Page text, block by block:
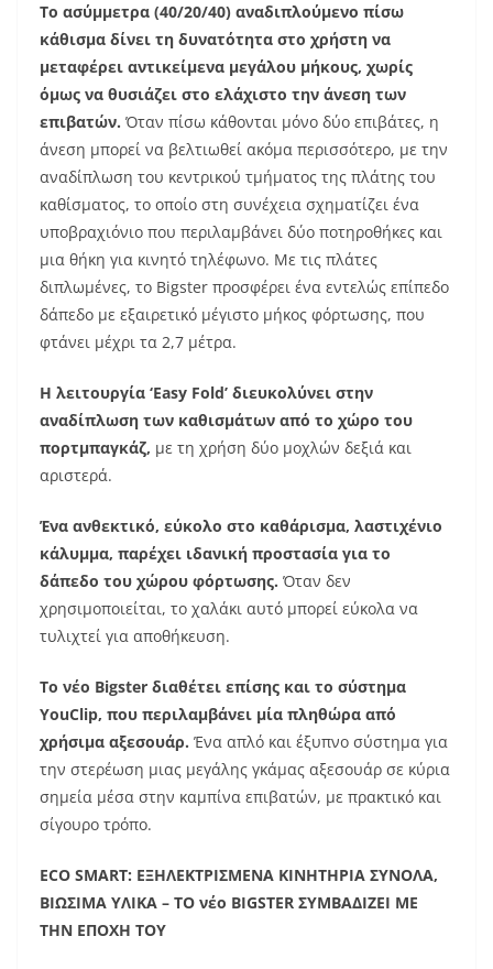
Το ασύμμετρα (40/20/40) αναδιπλούμενο πίσω
κάθισμα δίνει τη δυνατότητα στο χρήστη να
μεταφέρει αντικείμενα μεγάλου μήκους, χωρίς
όμως να θυσιάζει στο ελάχιστο την άνεση των
επιβατών. Όταν πίσω κάθονται μόνο δύο επιβάτες, η
άνεση μπορεί να βελτιωθεί ακόμα περισσότερο, με την
αναδίπλωση του κεντρικού τμήματος της πλάτης του
καθίσματος, το οποίο στη συνέχεια σχηματίζει ένα
υποβραχιόνιο που περιλαμβάνει δύο ποτηροθήκες και
μια θήκη για κινητό τηλέφωνο. Με τις πλάτες
διπλωμένες, το Bigster προσφέρει ένα εντελώς επίπεδο
δάπεδο με εξαιρετικό μέγιστο μήκος φόρτωσης, που
φτάνει μέχρι τα 2,7 μέτρα.
Η λειτουργία ‘Easy Fold’ διευκολύνει στην
αναδίπλωση των καθισμάτων από το χώρο του
πορτμπαγκάζ, με τη χρήση δύο μοχλών δεξιά και
αριστερά.
Ένα ανθεκτικό, εύκολο στο καθάρισμα, λαστιχένιο
κάλυμμα, παρέχει ιδανική προστασία για το
δάπεδο του χώρου φόρτωσης. Όταν δεν
χρησιμοποιείται, το χαλάκι αυτό μπορεί εύκολα να
τυλιχτεί για αποθήκευση.
Το νέο Bigster διαθέτει επίσης και το σύστημα
YouClip, που περιλαμβάνει μία πληθώρα από
χρήσιμα αξεσουάρ. Ένα απλό και έξυπνο σύστημα για
την στερέωση μιας μεγάλης γκάμας αξεσουάρ σε κύρια
σημεία μέσα στην καμπίνα επιβατών, με πρακτικό και
σίγουρο τρόπο.
ECO SMART: ΕΞΗΛΕΚΤΡΙΣΜΕΝΑ ΚΙΝΗΤΗΡΙΑ ΣΥΝΟΛΑ,
ΒΙΩΣΙΜΑ ΥΛΙΚΑ – ΤΟ νέο BIGSTER ΣΥΜΒΑΔΙΖΕΙ ΜΕ
ΤΗΝ ΕΠΟΧΗ ΤΟΥ